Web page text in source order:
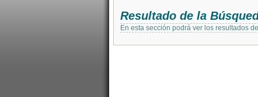
Resultado de la
En esta sección podrá ver los resultados